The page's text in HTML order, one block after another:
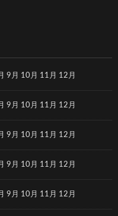
9月 10月 11月 12月
9月 10月 11月 12月
9月 10月 11月 12月
9月 10月 11月 12月
9月 10月 11月 12月